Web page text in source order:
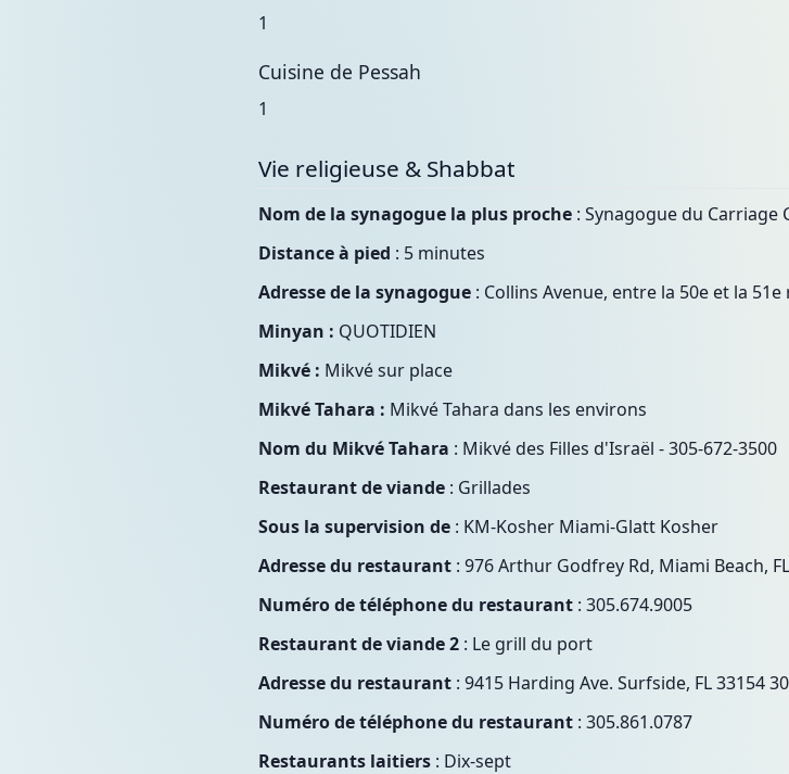
1
Cuisine de Pessah
1
Vie religieuse & Shabbat
Nom de la synagogue la plus proche : Synagogue du Carriage
Distance à pied : 5 minutes
Adresse de la synagogue : Collins Avenue, entre la 50e et la
Minyan : QUOTIDIEN
Mikvé : Mikvé sur place
Mikvé Tahara : Mikvé Tahara dans les environs
Nom du Mikvé Tahara : Mikvé des Filles d'Israël - 305-672-3500
Restaurant de viande : Grillades
Sous la supervision de : KM-Kosher Miami-Glatt Kosher
Adresse du restaurant : 976 Arthur Godfrey Rd, Miami Beach,
Numéro de téléphone du restaurant : 305.674.9005
Restaurant de viande 2 : Le grill du port
Adresse du restaurant : 9415 Harding Ave. Surfside, FL 33154
Numéro de téléphone du restaurant : 305.861.0787
Restaurants laitiers : Dix-sept